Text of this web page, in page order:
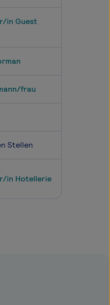
in Guest
frau
Stellen
in Hotellerie